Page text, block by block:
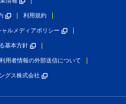
利用規約
ャルメディアポリシー
基本方針
利用者情報の外部送信について
グス株式会社